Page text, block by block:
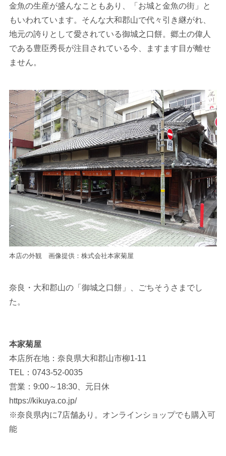
金魚の生産が盛んなこともあり、「お城と金魚の街」と
もいわれています。そんな大和郡山で代々引き継がれ、
地元の誇りとして愛されている御城之口餅。郷土の偉人
である豊臣秀長が注目されている今、ますます目が離せ
ません。
本店の外観 画像提供：株式会社本家菊屋
奈良・大和郡山の「御城之口餅」、ごちそうさまでし
た。
本家菊屋
本店所在地：奈良県大和郡山市柳1-11
TEL：0743-52-0035
営業：9:00～18:30、元日休
https://kikuya.co.jp/
※奈良県内に7店舗あり。オンラインショップでも購入可
能